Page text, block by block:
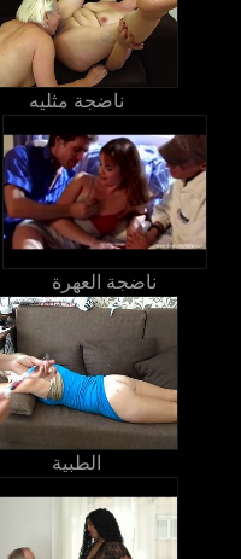
ناضجة مثليه
ناضجة العهرة
الطبية